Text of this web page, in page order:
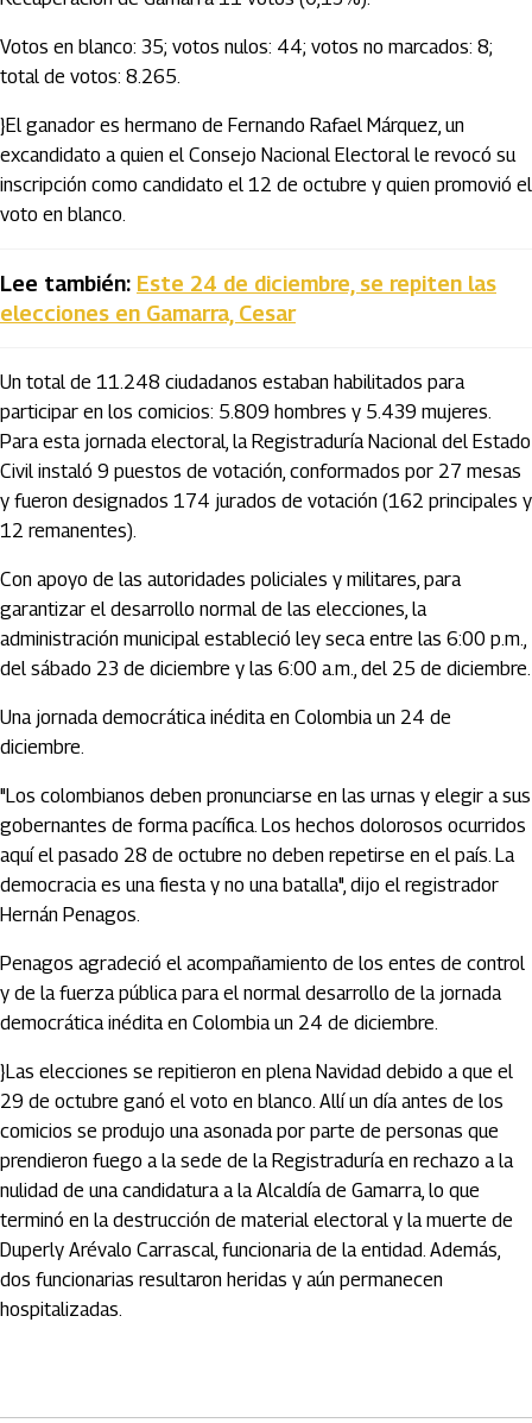
Votos en blanco: 35; votos nulos: 44; votos no marcados: 8;
total de votos: 8.265.
}El ganador es hermano de Fernando Rafael Márquez, un
excandidato a quien el Consejo Nacional Electoral le revocó su
inscripción como candidato el 12 de octubre y quien promovió el
voto en blanco.
Lee también: Este 24 de diciembre, se repiten las
elecciones en Gamarra, Cesar
Un total de 11.248 ciudadanos estaban habilitados para
participar en los comicios: 5.809 hombres y 5.439 mujeres.
Para esta jornada electoral, la Registraduría Nacional del Estado
Civil instaló 9 puestos de votación, conformados por 27 mesas
y fueron designados 174 jurados de votación (162 principales y
12 remanentes).
Con apoyo de las autoridades policiales y militares, para
garantizar el desarrollo normal de las elecciones, la
administración municipal estableció ley seca entre las 6:00 p.m.,
del sábado 23 de diciembre y las 6:00 a.m., del 25 de diciembre.
Una jornada democrática inédita en Colombia un 24 de
diciembre.
"Los colombianos deben pronunciarse en las urnas y elegir a sus
gobernantes de forma pacífica. Los hechos dolorosos ocurridos
aquí el pasado 28 de octubre no deben repetirse en el país. La
democracia es una fiesta y no una batalla", dijo el registrador
Hernán Penagos.
Penagos agradeció el acompañamiento de los entes de control
y de la fuerza pública para el normal desarrollo de la jornada
democrática inédita en Colombia un 24 de diciembre.
}Las elecciones se repitieron en plena Navidad debido a que el
29 de octubre ganó el voto en blanco. Allí un día antes de los
comicios se produjo una asonada por parte de personas que
prendieron fuego a la sede de la Registraduría en rechazo a la
nulidad de una candidatura a la Alcaldía de Gamarra, lo que
terminó en la destrucción de material electoral y la muerte de
Duperly Arévalo Carrascal, funcionaria de la entidad. Además,
dos funcionarias resultaron heridas y aún permanecen
hospitalizadas.